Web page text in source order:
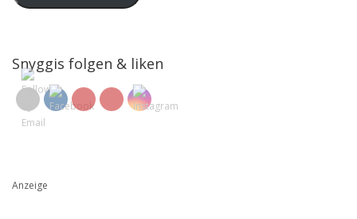
Snyggis folgen & liken
Anzeige